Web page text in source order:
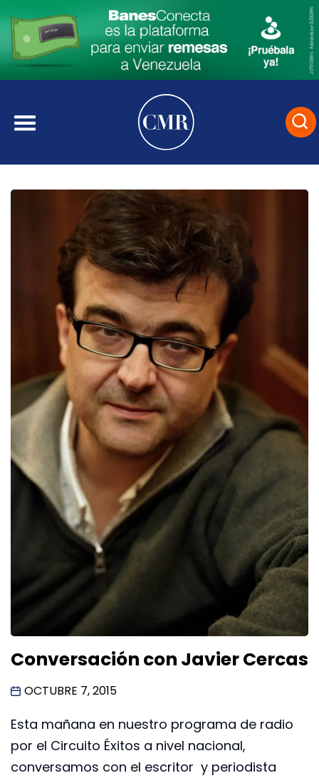
Conversación con Javier Cercas
OCTUBRE 7, 2015
Esta mañana en nuestro programa de radio
por el Circuito Éxitos a nivel nacional,
conversamos con el escritor y periodista